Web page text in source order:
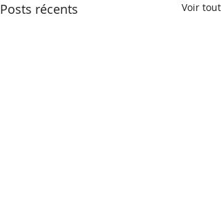
Posts récents Voir tout